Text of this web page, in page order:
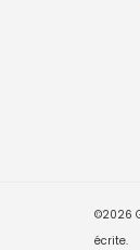
©2026
écrite.